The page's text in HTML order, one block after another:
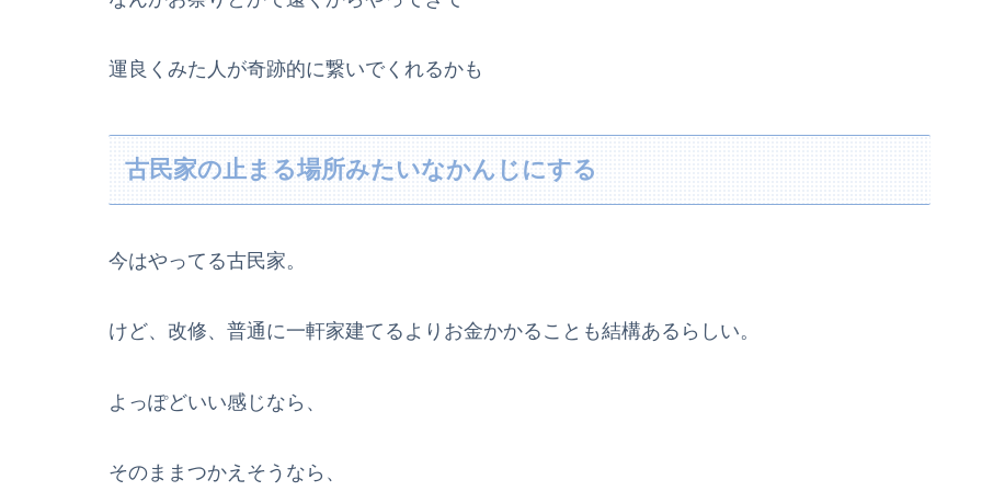
運良くみた人が奇跡的に繋いでくれるかも
古民家の止まる場所みたいなかんじにする
今はやってる古民家。
けど、改修、普通に一軒家建てるよりお金かかることも結構あるらしい。
よっぽどいい感じなら、
そのままつかえそうなら、